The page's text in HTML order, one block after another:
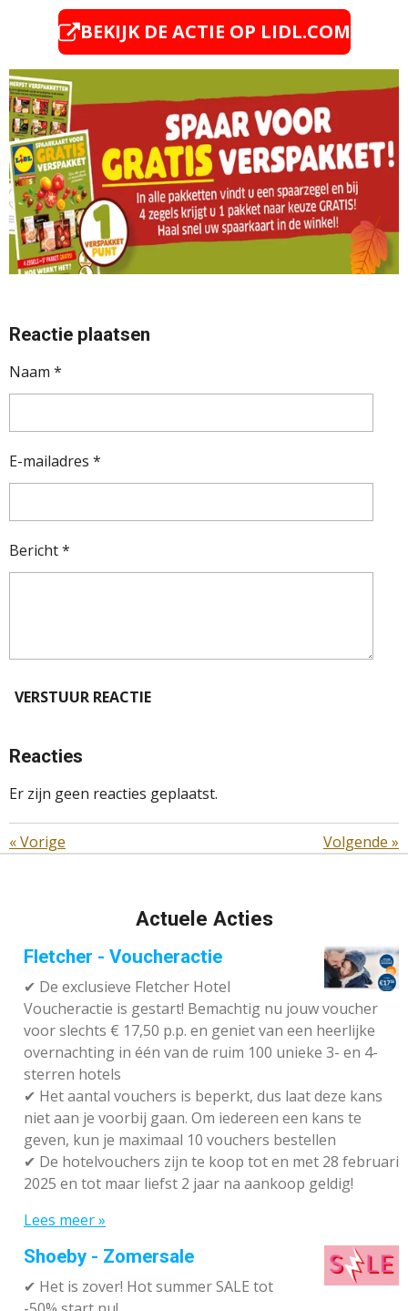
BEKIJK DE ACTIE OP LIDL.COM
Reactie plaatsen
Naam *
E-mailadres *
Bericht *
VERSTUUR REACTIE
Reacties
Er zijn geen reacties geplaatst.
«Vorige Volgende »
Actuele Acties
Fletcher - Voucheractie
✔ De exclusieve Fletcher Hotel
Voucheractie is gestart! Bemachtig nu jouw voucher
voor slechts € 17,50 p.p. en geniet van een heerlijke
overnachting in één van de ruim 100 unieke 3- en 4-
sterren hotels
✔ Het aantal vouchers is beperkt, dus laat deze kans
niet aan je voorbij gaan. Om iedereen een kans te
geven, kun je maximaal 10 vouchers bestellen
✔ De hotelvouchers zijn te koop tot en met 28 februari
2025 en tot maar liefst 2 jaar na aankoop geldig!
Lees meer »
Shoeby - Zomersale
✔ Het is zover! Hot summer SALE tot